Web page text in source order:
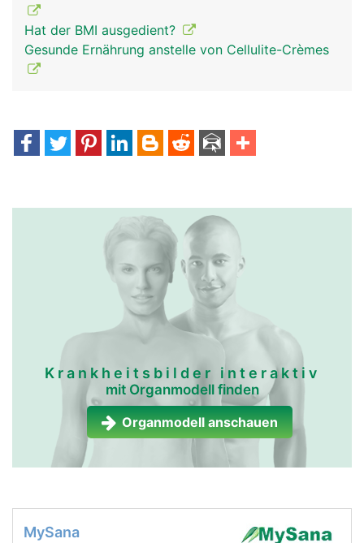
Hat der BMI ausgedient?
Gesunde Ernährung anstelle von Cellulite-Crèmes
Krankheitsbilder interaktiv
mit Organmodell finden
Organmodell anschauen
MySana